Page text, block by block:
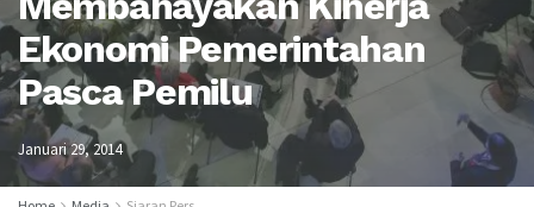
Ekonomi Pemerintahan
Pasca Pemilu
Januari 29, 2014